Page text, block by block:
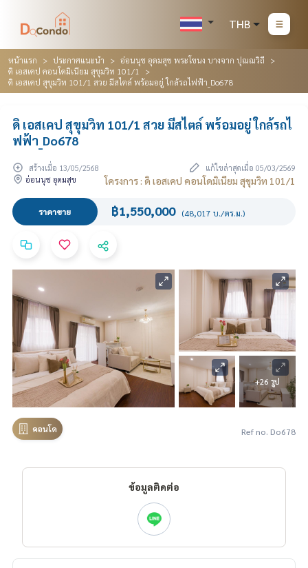
THB
หน้าแรก ประกาศแนะนำ
อ่อนนุช อุดมสุข พระโขนง บางจาก ปุณณวิถี
ดิ เอสเคป คอนโดมิเนียม สุขุมวิท 101/1
ดิ เอสเคป สุขุมวิท 101/1 สวย มีสไตล์ พร้อมอยู่ ใกล้รถไฟฟ้า_Do678
ดิ เอสเคป สุขุมวิท 101/1 สวย มีสไตล์ พร้อมอยู่ ใกล้รถไ
ฟฟ้า_Do678
สร้างเมื่อ 13/05/2568
แก้ไขล่าสุดเมื่อ 05/03/2569
อ่อนนุช อุดมสุข
โครงการ : ดิ เอสเคป คอนโดมิเนียม สุขุมวิท 101/1
ราคาขาย ฿1,550,000 (48,017 บ./ตร.ม.)
+26 รูป
คอนโด Ref no. Do678
ข้อมูลติดต่อ